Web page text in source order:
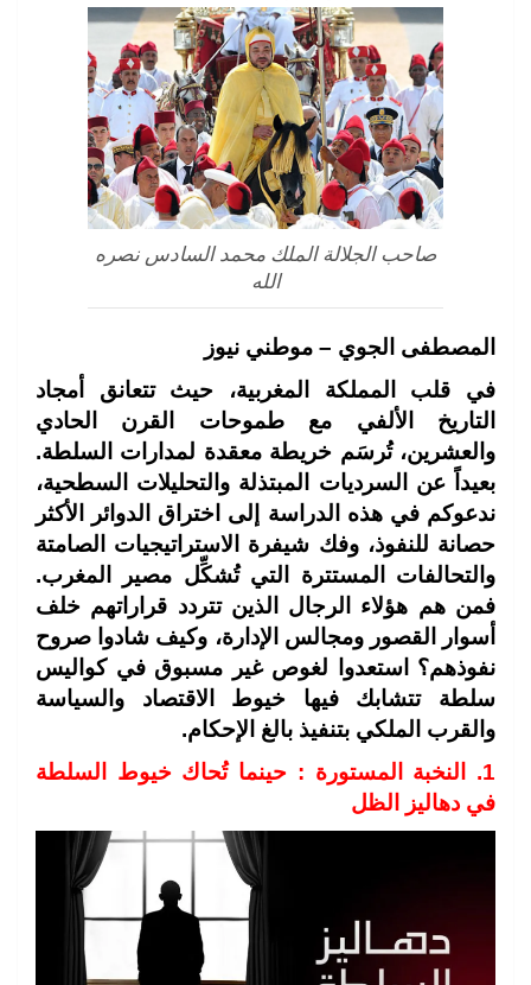
صاحب الجلالة الملك محمد السادس نصره
الله
المصطفى الجوي – موطني نيوز
في قلب المملكة المغربية، حيث تتعانق أمجاد
التاريخ الألفي مع طموحات القرن الحادي
والعشرين، تُرسَم خريطة معقدة لمدارات السلطة.
بعيداً عن السرديات المبتذلة والتحليلات السطحية،
ندعوكم في هذه الدراسة إلى اختراق الدوائر الأكثر
حصانة للنفوذ، وفك شيفرة الاستراتيجيات الصامتة
والتحالفات المستترة التي تُشكِّل مصير المغرب.
فمن هم هؤلاء الرجال الذين تتردد قراراتهم خلف
أسوار القصور ومجالس الإدارة، وكيف شادوا صروح
نفوذهم؟ استعدوا لغوص غير مسبوق في كواليس
سلطة تتشابك فيها خيوط الاقتصاد والسياسة
والقرب الملكي بتنفيذ بالغ الإحكام.
1. النخبة المستورة : حينما تُحاك خيوط السلطة
في دهاليز الظل